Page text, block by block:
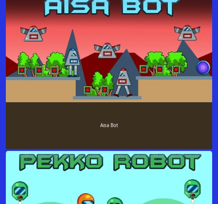
Aisa Bot